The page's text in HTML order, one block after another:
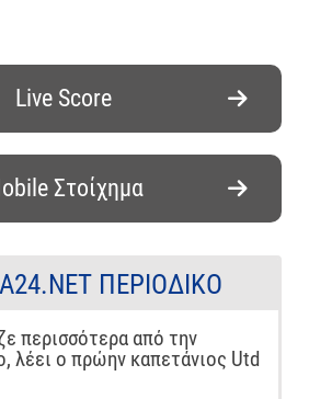
Live Score
Στοίχημα
ΠΕΡΙΟΔΙΚΌ
περισσότερα από την
λέει ο πρώην καπετάνιος Utd